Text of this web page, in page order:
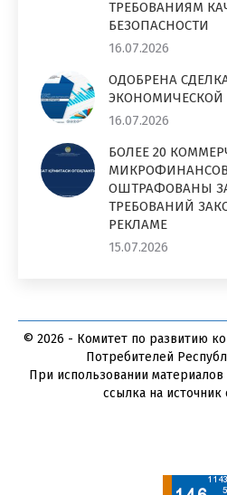
ТРЕБОВАНИЯМ
БЕЗОПАСНОСТИ
16.07.2026
ОДОБРЕНА
16.07.2026
БОЛЕЕ 20
ОШТРАФОВАНЫ
ТРЕБОВАНИЙ
РЕКЛАМЕ
15.07.2026
© 2026 - Комитет по развитию
Потребителей
При использовании материалов
ссылка на источник